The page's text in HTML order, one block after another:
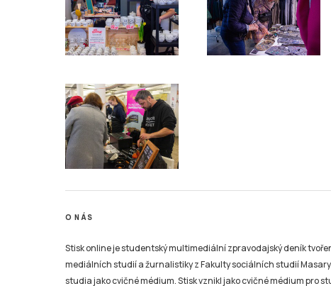
O NÁS
Stisk online je studentský multimediální zpravodajský deník
mediálních studií a žurnalistiky z Fakulty sociálních studií
studia jako cvičné médium. Stisk vznikl jako cvičné médium pro